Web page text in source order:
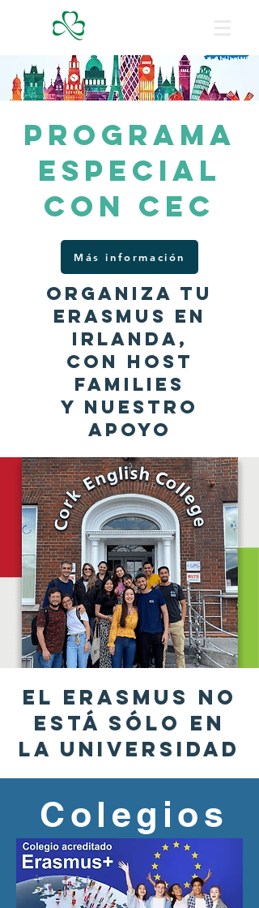
Programa
especial
con CEC
Más información
Organiza tu
erasmus en
irlanda,
con host
families
y nuestro
apoyo
El erasmuS NO
ESTÁ SÓLO EN
LA UNIVERSIDAD
Colegios